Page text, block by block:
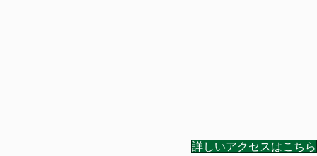
詳しいアクセスはこちら